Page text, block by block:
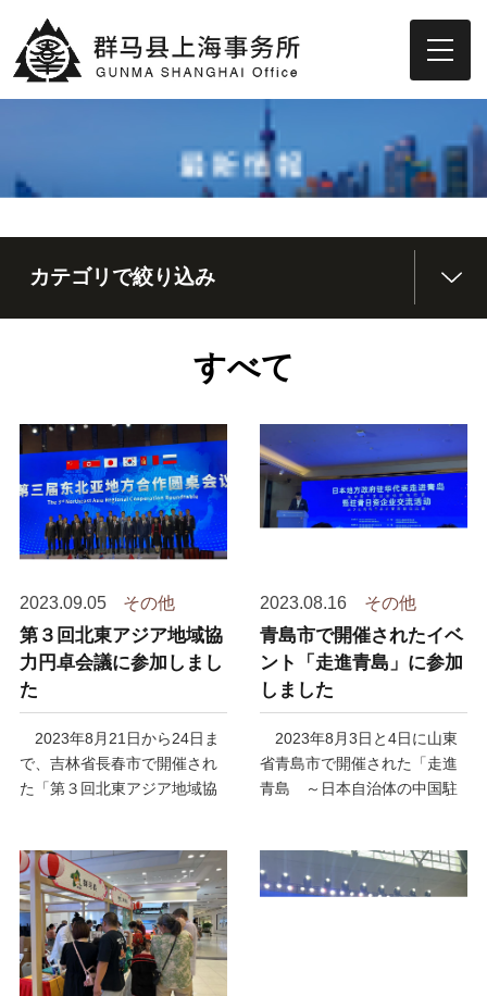
カテゴリで絞り込み
すべて
2023.09.05 その他
第３回北東アジア地域協
力円卓会議に参加しまし
た
2023年8月21日から24日ま
で、吉林省長春市で開催され
た「第３回北東アジア地域協
2023.08.16 その他
青島市で開催されたイベ
ント「走進青島」に参加
しました
2023年8月3日と4日に山東
省青島市で開催された「走進
青島 ～日本自治体の中国駐